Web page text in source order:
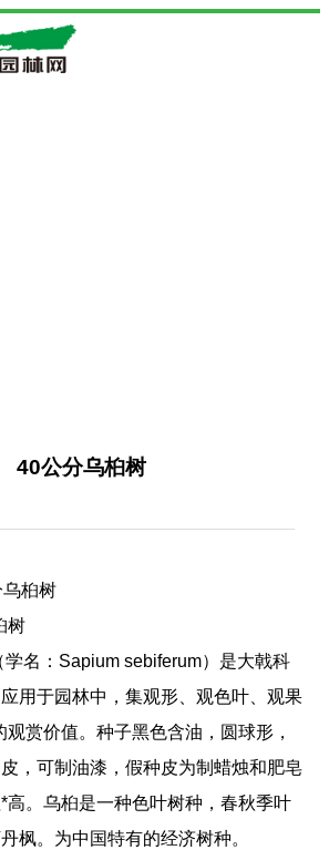
40公分乌桕树
桕树
树
名：Sapium sebiferum）是大戟科
用于园林中，集观形、观色叶、观果
赏价值。种子黑色含油，圆球形，
，可制油漆，假种皮为制蜡烛和肥皂
高。乌桕是一种色叶树种，春秋季叶
枫。为中国特有的经济树种。